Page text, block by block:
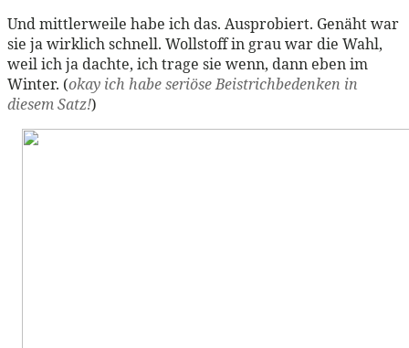
Und mittlerweile habe ich das. Ausprobiert. Genäht war
sie ja wirklich schnell. Wollstoff in grau war die Wahl,
weil ich ja dachte, ich trage sie wenn, dann eben im
Winter. (okay ich habe seriöse Beistrichbedenken in
diesem Satz!)